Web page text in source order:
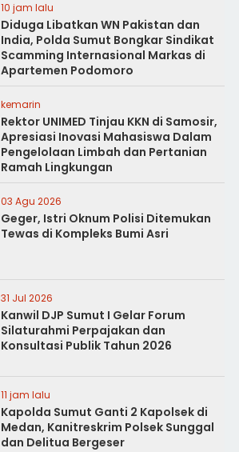
10 jam lalu
Diduga Libatkan WN Pakistan dan
India, Polda Sumut Bongkar Sindikat
Scamming Internasional Markas di
Apartemen Podomoro
kemarin
Rektor UNIMED Tinjau KKN di Samosir,
Apresiasi Inovasi Mahasiswa Dalam
Pengelolaan Limbah dan Pertanian
Ramah Lingkungan
03 Agu 2026
Geger, Istri Oknum Polisi Ditemukan
Tewas di Kompleks Bumi Asri
31 Jul 2026
Kanwil DJP Sumut I Gelar Forum
Silaturahmi Perpajakan dan
Konsultasi Publik Tahun 2026
11 jam lalu
Kapolda Sumut Ganti 2 Kapolsek di
Medan, Kanitreskrim Polsek Sunggal
dan Delitua Bergeser